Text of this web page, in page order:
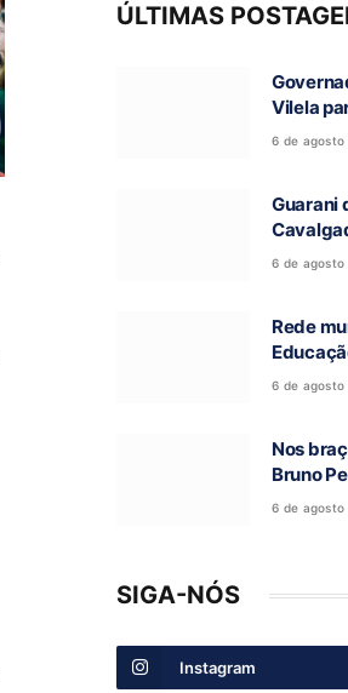
ÚLTIMAS
Vilela
e visita
Ronca
6 de agosto
Guarani
Fé
6 de agosto
Rede
atinge
6 de agosto
Nos
Bruno
6 de agosto
SIGA-NÓS
Instagram